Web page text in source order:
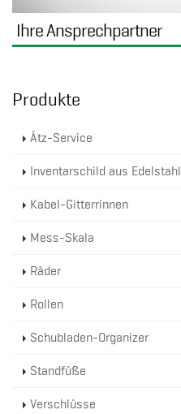
Produkte
Ätz-Service
Inventarschild aus Edelstahl
Kabel-Gitterrinnen
Mess-Skala
Räder
Rollen
Schubladen-Organizer
Standfüße
Verschlüsse
Ihre Ansprechpartner